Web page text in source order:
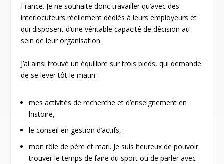
France. Je ne souhaite donc travailler qu’avec des
interlocuteurs réellement dédiés à leurs employeurs et
qui disposent d’une véritable capacité de décision au
sein de leur organisation.
J’ai ainsi trouvé un équilibre sur trois pieds, qui demande
de se lever tôt le matin :
mes activités de recherche et d’enseignement en
histoire,
le conseil en gestion d’actifs,
mon rôle de père et mari. Je suis heureux de pouvoir
trouver le temps de faire du sport ou de parler avec